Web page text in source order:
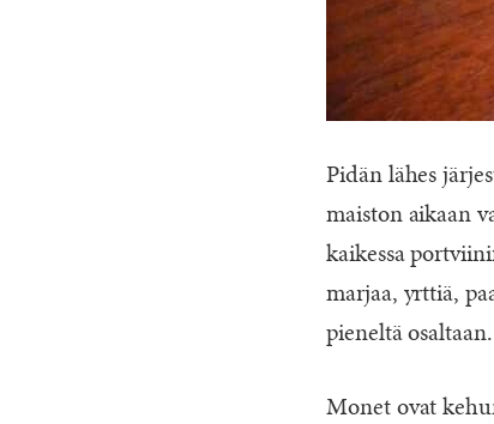
Pidän lähes
maiston aikaan
kaikessa
marjaa, yrttiä,
pieneltä
Monet ovat